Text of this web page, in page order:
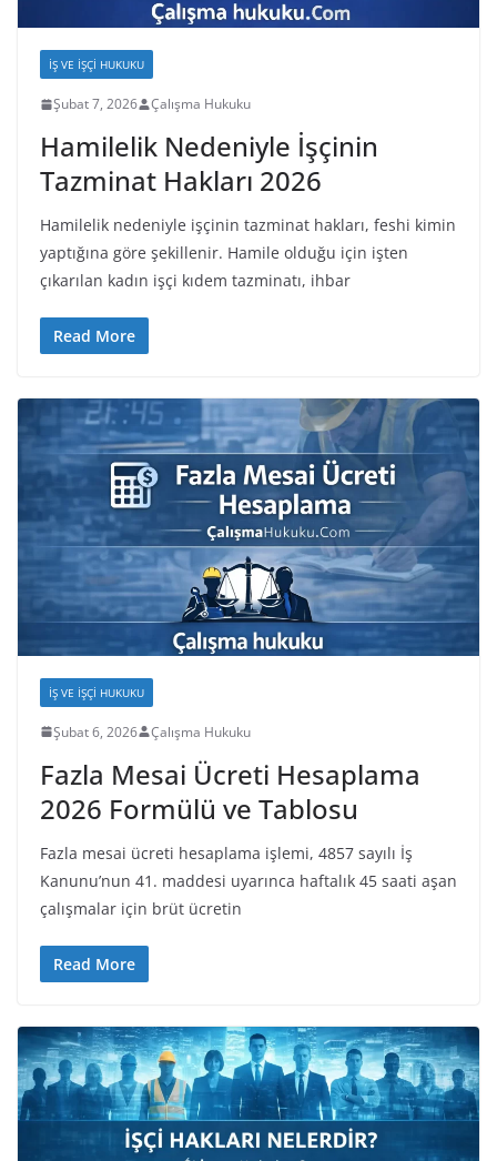
İŞ VE İŞÇI HUKUKU
Şubat 7, 2026 Çalışma Hukuku
Hamilelik Nedeniyle İşçinin
Tazminat Hakları 2026
Hamilelik nedeniyle işçinin tazminat hakları, feshi kimin
yaptığına göre şekillenir. Hamile olduğu için işten
çıkarılan kadın işçi kıdem tazminatı, ihbar
Read More
İŞ VE İŞÇI HUKUKU
Şubat 6, 2026 Çalışma Hukuku
Fazla Mesai Ücreti Hesaplama
2026 Formülü ve Tablosu
Fazla mesai ücreti hesaplama işlemi, 4857 sayılı İş
Kanunu’nun 41. maddesi uyarınca haftalık 45 saati aşan
çalışmalar için brüt ücretin
Read More